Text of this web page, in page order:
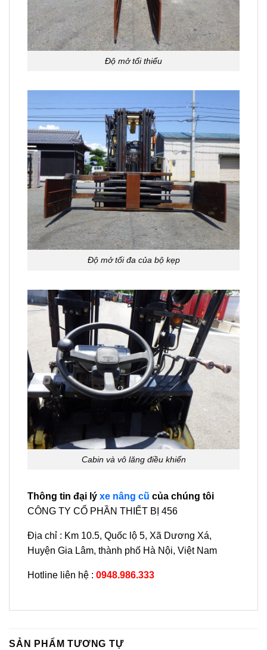
Độ mở tối thiểu
Độ mở tối đa của bộ kẹp
Cabin và vô lăng điều khiển
Thông tin đại lý xe nâng cũ của chúng tôi
CÔNG TY CỔ PHẦN THIẾT BỊ 456
Địa chỉ : Km 10.5, Quốc lộ 5, Xã Dương Xá,
Huyện Gia Lâm, thành phố Hà Nội, Việt Nam
Hotline liên hệ : 0948.986.333
SẢN PHẨM TƯƠNG TỰ